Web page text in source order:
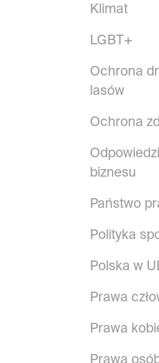
Klimat
LGBT+
Ochrona
lasów
Ochrona
biznesu
Państwo
Polityka
Polska w
Prawa
Prawa
Prawa